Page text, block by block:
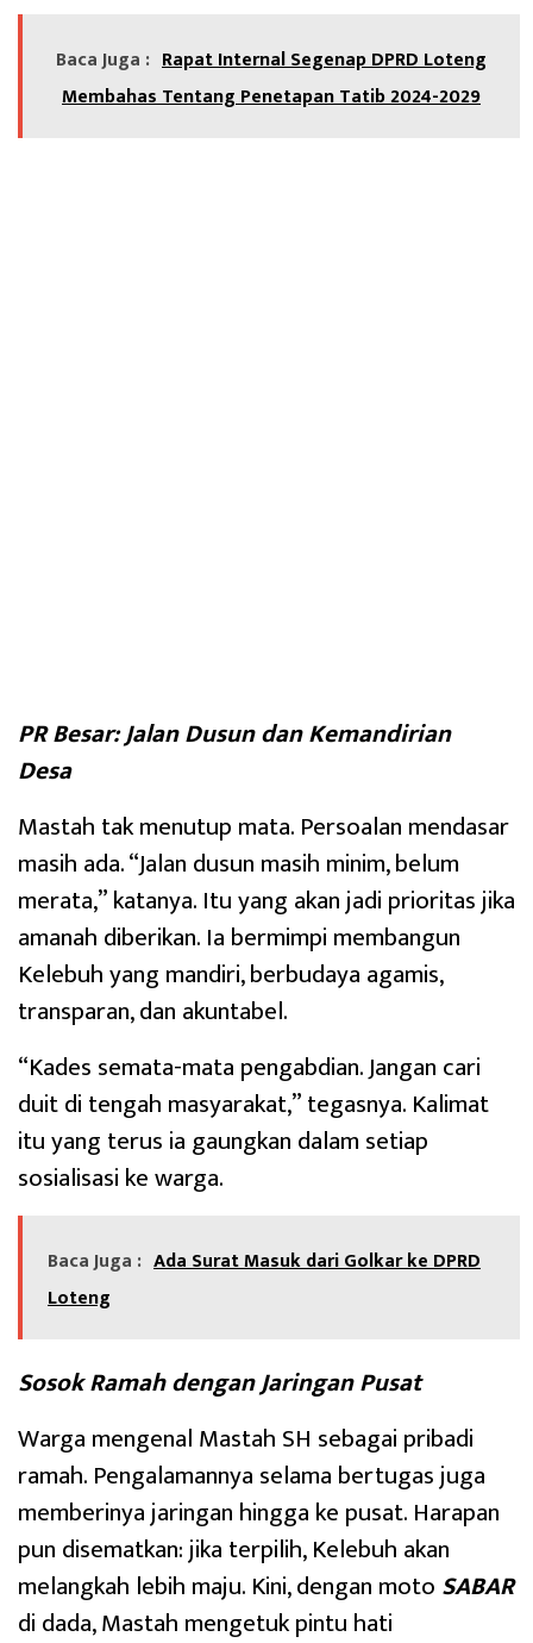
Baca Juga : Rapat Internal Segenap DPRD Loteng
Membahas Tentang Penetapan Tatib 2024-2029
PR Besar: Jalan Dusun dan Kemandirian
Desa
Mastah tak menutup mata. Persoalan mendasar
masih ada. “Jalan dusun masih minim, belum
merata,” katanya. Itu yang akan jadi prioritas jika
amanah diberikan. Ia bermimpi membangun
Kelebuh yang mandiri, berbudaya agamis,
transparan, dan akuntabel.
“Kades semata-mata pengabdian. Jangan cari
duit di tengah masyarakat,” tegasnya. Kalimat
itu yang terus ia gaungkan dalam setiap
sosialisasi ke warga.
Baca Juga : Ada Surat Masuk dari Golkar ke DPRD
Loteng
Sosok Ramah dengan Jaringan Pusat
Warga mengenal Mastah SH sebagai pribadi
ramah. Pengalamannya selama bertugas juga
memberinya jaringan hingga ke pusat. Harapan
pun disematkan: jika terpilih, Kelebuh akan
melangkah lebih maju. Kini, dengan moto SABAR
di dada, Mastah mengetuk pintu hati